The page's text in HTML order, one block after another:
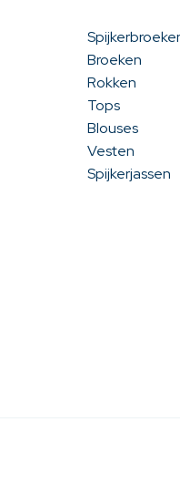
Broeken
Rokken
Tops
Blouses
Vesten
Spijkerjassen